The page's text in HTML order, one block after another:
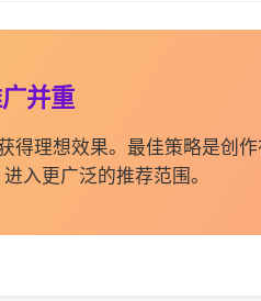
并重
理想效果。最佳策略是创
入更广泛的推荐范围。